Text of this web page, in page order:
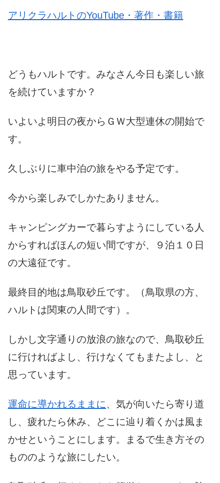
アリクラハルトのYouTube・著作・書籍
どうもハルトです。みなさん今日も楽しい旅
を続けていますか？
いよいよ明日の夜からＧＷ大型連休の開始で
す。
久しぶりに車中泊の旅をやる予定です。
今から楽しみでしかたありません。
キャンピングカーで暮らすようにしている人
からすればほんの短い間ですが、９泊１０日
の大遠征です。
最終目的地は鳥取砂丘です。（鳥取県の方、
ハルトは関東の人間です）。
しかし文字通りの放浪の旅なので、鳥取砂丘
に行ければよし、行けなくてもまたよし、と
思っています。
運命に導かれるままに、気が向いたら寄り道
し、疲れたら休み、どこに辿り着くかは風ま
かせということにします。まるで生き方その
もののような旅にしたい。